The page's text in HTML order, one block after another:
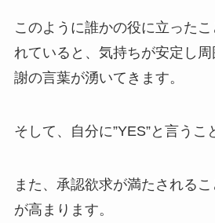
このように誰かの役に立った
れていると、気持ちが安定し
謝の言葉が湧いてきます。
そして、自分に”YES”と言うこ
また、承認欲求が満たされる
が高まります。